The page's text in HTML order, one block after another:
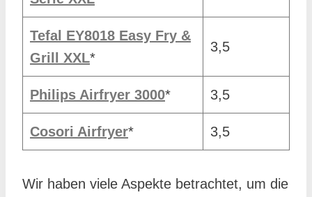
Tefal EY8018 Easy Fry &
Grill XXL*
3,5
Philips Airfryer 3000* 3,5
Cosori Airfryer* 3,5
Wir haben viele Aspekte betrachtet, um die